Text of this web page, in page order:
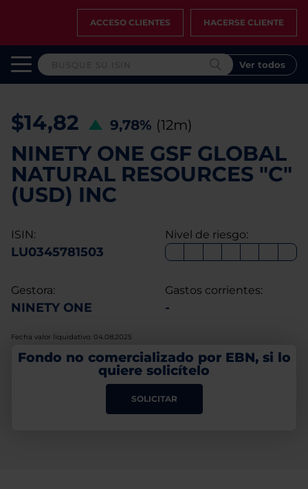
ACCESO CLIENTES HACERSE CLIENTE
Ver todos
$14,82 9,78% (12m)
NINETY ONE GSF GLOBAL
NATURAL RESOURCES "C"
(USD) INC
ISIN:
LU0345781503
Nivel de riesgo:
Gestora:
NINETY ONE
Gastos corrientes:
-
Fecha valor liquidativo: 04.08.2025
Fondo no comercializado por EBN, si lo
quiere solicítelo
SOLICITAR